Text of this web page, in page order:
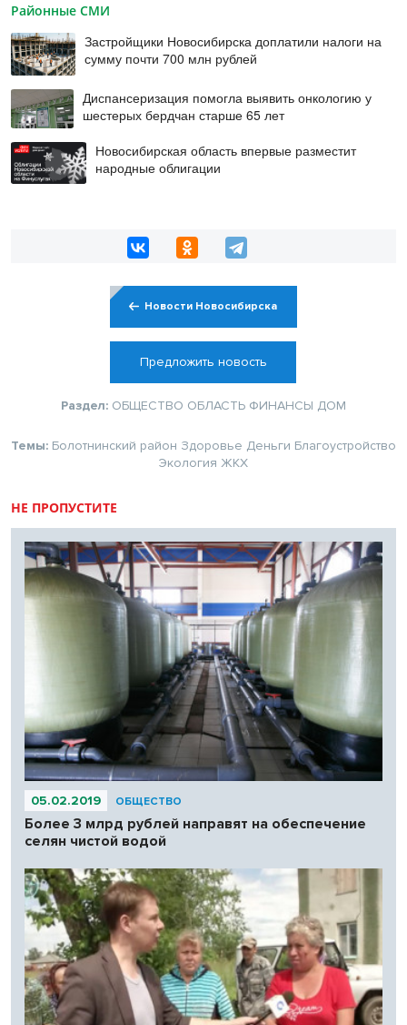
Районные СМИ
Застройщики Новосибирска доплатили налоги на
сумму почти 700 млн рублей
Диспансеризация помогла выявить онкологию у
шестерых бердчан старше 65 лет
Новосибирская область впервые разместит
народные облигации
Новости Новосибирска
Предложить новость
Раздел: ОБЩЕСТВО ОБЛАСТЬ ФИНАНСЫ ДОМ
Темы: Болотнинский район Здоровье Деньги Благоустройство
Экология ЖКХ
НЕ ПРОПУСТИТЕ
05.02.2019 ОБЩЕСТВО
Более 3 млрд рублей направят на обеспечение
селян чистой водой